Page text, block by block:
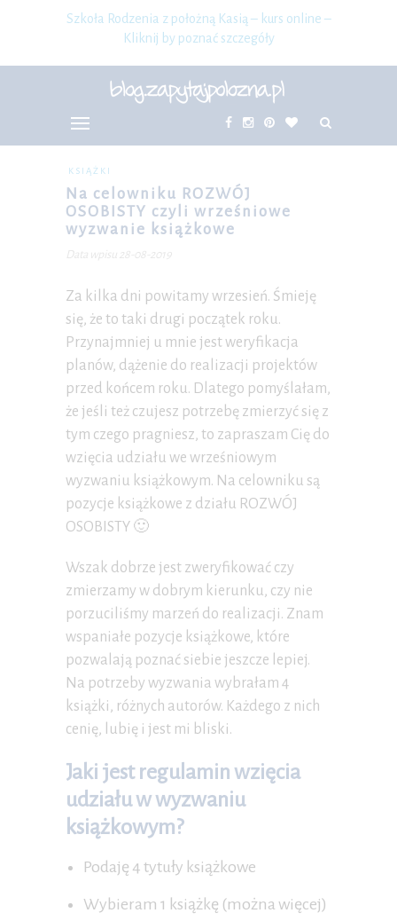
Szkoła Rodzenia z położną Kasią – kurs online –
Kliknij by poznać szczegóły
KSIĄŻKI
Na celowniku ROZWÓJ
OSOBISTY czyli wrześniowe
wyzwanie książkowe
Data wpisu 28-08-2019
Za kilka dni powitamy wrzesień. Śmieję
się, że to taki drugi początek roku.
Przynajmniej u mnie jest weryfikacja
planów, dążenie do realizacji projektów
przed końcem roku. Dlatego pomyślałam,
że jeśli też czujesz potrzebę zmierzyć się z
tym czego pragniesz, to zapraszam Cię do
wzięcia udziału we wrześniowym
wyzwaniu książkowym. Na celowniku są
pozycje książkowe z działu ROZWÓJ
OSOBISTY 🙂
Wszak dobrze jest zweryfikować czy
zmierzamy w dobrym kierunku, czy nie
porzuciliśmy marzeń do realizacji. Znam
wspaniałe pozycje książkowe, które
pozwalają poznać siebie jeszcze lepiej.
Na potrzeby wyzwania wybrałam 4
książki, różnych autorów. Każdego z nich
cenię, lubię i jest mi bliski.
Jaki jest regulamin wzięcia
udziału w wyzwaniu
książkowym?
Podaję 4 tytuły książkowe
Wybieram 1 książkę (można więcej)